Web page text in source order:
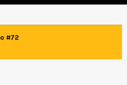
#72